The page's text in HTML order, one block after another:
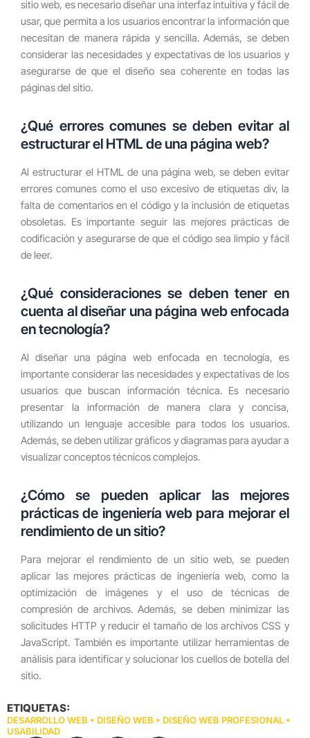
sitio web, es necesario diseñar una interfaz intuitiva y fácil de
usar, que permita a los usuarios encontrar la información que
necesitan de manera rápida y sencilla. Además, se deben
considerar las necesidades y expectativas de los usuarios y
asegurarse de que el diseño sea coherente en todas las
páginas del sitio.
¿Qué errores comunes se deben evitar al
estructurar el HTML de una página web?
Al estructurar el HTML de una página web, se deben evitar
errores comunes como el uso excesivo de etiquetas div, la
falta de comentarios en el código y la inclusión de etiquetas
obsoletas. Es importante seguir las mejores prácticas de
codificación y asegurarse de que el código sea limpio y fácil
de leer.
¿Qué consideraciones se deben tener en
cuenta al diseñar una página web enfocada
en tecnología?
Al diseñar una página web enfocada en tecnología, es
importante considerar las necesidades y expectativas de los
usuarios que buscan información técnica. Es necesario
presentar la información de manera clara y concisa,
utilizando un lenguaje accesible para todos los usuarios.
Además, se deben utilizar gráficos y diagramas para ayudar a
visualizar conceptos técnicos complejos.
¿Cómo se pueden aplicar las mejores
prácticas de ingeniería web para mejorar el
rendimiento de un sitio?
Para mejorar el rendimiento de un sitio web, se pueden
aplicar las mejores prácticas de ingeniería web, como la
optimización de imágenes y el uso de técnicas de
compresión de archivos. Además, se deben minimizar las
solicitudes HTTP y reducir el tamaño de los archivos CSS y
JavaScript. También es importante utilizar herramientas de
análisis para identificar y solucionar los cuellos de botella del
sitio.
ETIQUETAS:
DESARROLLO WEB • DISEÑO WEB • DISEÑO WEB PROFESIONAL •
USABILIDAD